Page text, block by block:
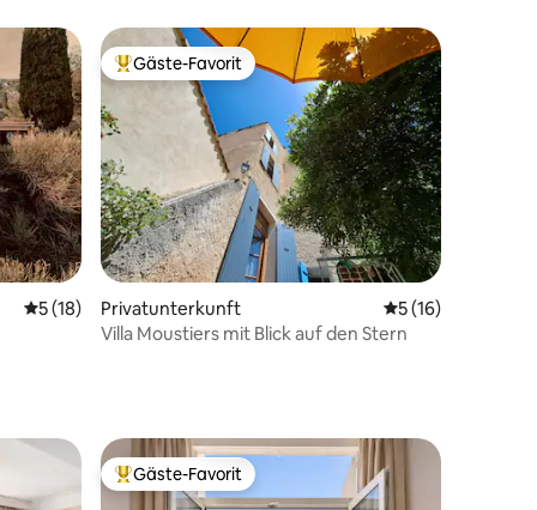
Bewertungen
Durchschnittliche Bewertung: 5 von 5, 18 Bewertungen
5 (18)
Beliebter Gäste-Favorit.
Gäste-Favorit
Privatunterkunft Durchschnittliche
5 (16)
Villa Moustiers mit Blick auf den Stern
Beliebter Gäste-Favorit.
Gäste-Favorit